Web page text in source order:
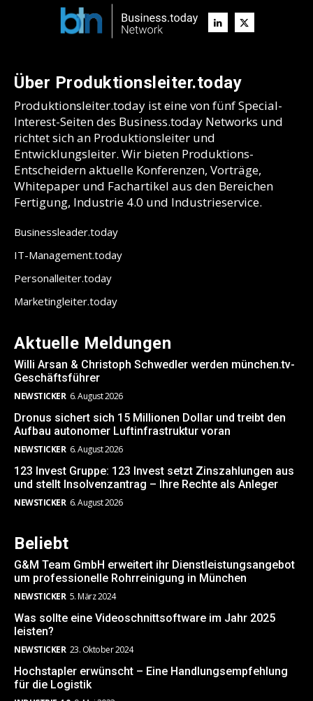
Über Produktionsleiter.today
Produktionsleiter.today ist eine von fünf Special-
Interest-Seiten des Business.today Networks und
richtet sich an Produktionsleiter und
Entwicklungsleiter. Wir bieten Produktions-
Entscheidern aktuelle Konferenzen, Vorträge,
Whitepaper und Fachartikel aus den Bereichen
Fertigung, Industrie 4.0 und Industrieservice.
Businessleader.today
IT-Management.today
Personalleiter.today
Marketingleiter.today
Aktuelle Meldungen
Willi Arsan & Christoph Schwedler werden münchen.tv-
Geschäftsführer
NEWSTICKER 6. August 2026
Dronus sichert sich 15 Millionen Dollar und treibt den
Aufbau autonomer Luftinfrastruktur voran
NEWSTICKER 6. August 2026
123 Invest Gruppe: 123 Invest setzt Zinszahlungen aus
und stellt Insolvenzantrag – Ihre Rechte als Anleger
NEWSTICKER 6. August 2026
Beliebt
G&M Team GmbH erweitert ihr Dienstleistungsangebot
um professionelle Rohrreinigung in München
NEWSTICKER 5. März 2024
Was sollte eine Videoschnittsoftware im Jahr 2025
leisten?
NEWSTICKER 23. Oktober 2024
Hochstapler erwünscht – Eine Handlungsempfehlung
für die Logistik